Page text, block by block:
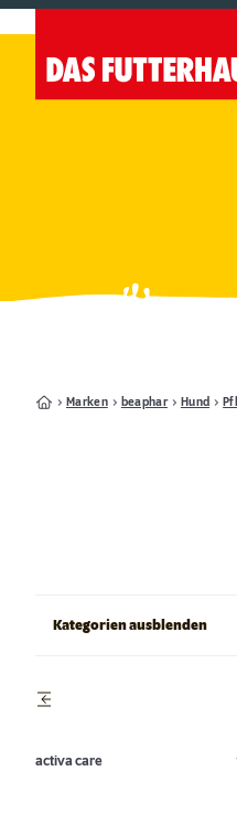
Marken beaphar Hund
Kategorien ausblenden
activa care